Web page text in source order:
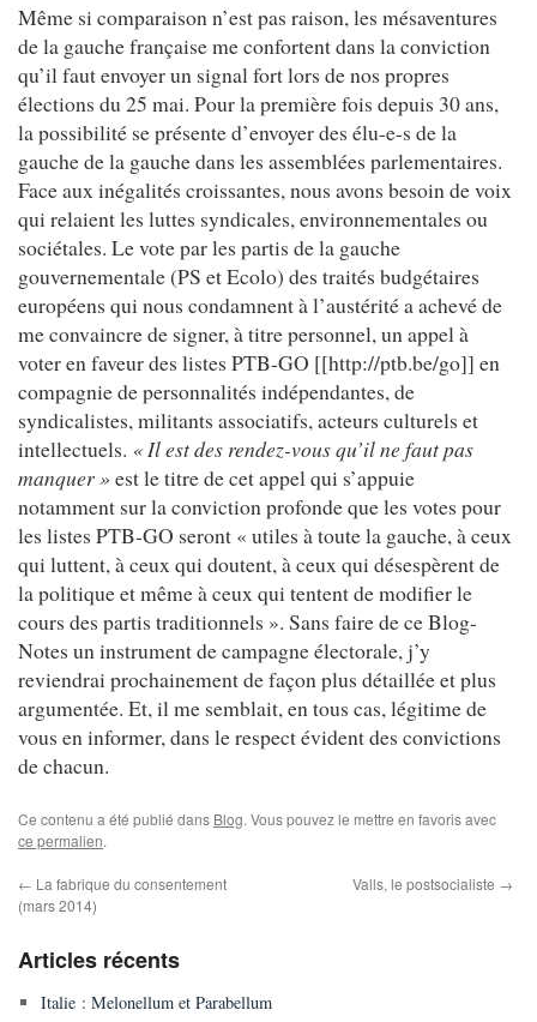
Même si comparaison n’est pas raison, les mésaventures
de la gauche française me confortent dans la conviction
qu’il faut envoyer un signal fort lors de nos propres
élections du 25 mai. Pour la première fois depuis 30 ans,
la possibilité se présente d’envoyer des élu-e-s de la
gauche de la gauche dans les assemblées parlementaires.
Face aux inégalités croissantes, nous avons besoin de voix
qui relaient les luttes syndicales, environnementales ou
sociétales. Le vote par les partis de la gauche
gouvernementale (PS et Ecolo) des traités budgétaires
européens qui nous condamnent à l’austérité a achevé de
me convaincre de signer, à titre personnel, un appel à
voter en faveur des listes PTB-GO [[http://ptb.be/go]] en
compagnie de personnalités indépendantes, de
syndicalistes, militants associatifs, acteurs culturels et
intellectuels. « Il est des rendez-vous qu’il ne faut pas
manquer » est le titre de cet appel qui s’appuie
notamment sur la conviction profonde que les votes pour
les listes PTB-GO seront « utiles à toute la gauche, à ceux
qui luttent, à ceux qui doutent, à ceux qui désespèrent de
la politique et même à ceux qui tentent de modifier le
cours des partis traditionnels ». Sans faire de ce Blog-
Notes un instrument de campagne électorale, j’y
reviendrai prochainement de façon plus détaillée et plus
argumentée. Et, il me semblait, en tous cas, légitime de
vous en informer, dans le respect évident des convictions
de chacun.
Ce contenu a été publié dans Blog. Vous pouvez le mettre en favoris avec
ce permalien.
← La fabrique du consentement
(mars 2014)
Valls, le postsocialiste →
Articles récents
Italie : Melonellum et Parabellum